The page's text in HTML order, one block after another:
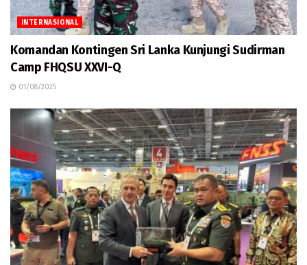
INTERNASIONAL
Komandan Kontingen Sri Lanka Kunjungi Sudirman
Camp FHQSU XXVI-Q
01/08/2025